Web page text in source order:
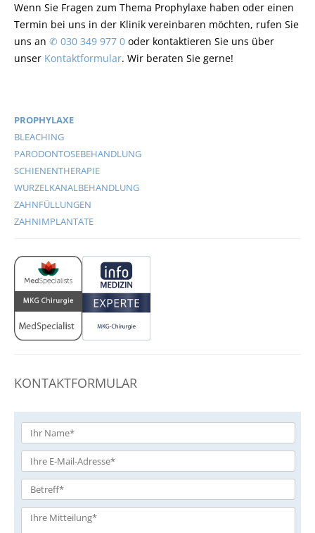
Wenn Sie Fragen zum Thema Prophylaxe haben oder einen
Termin bei uns in der Klinik vereinbaren möchten, rufen Sie
uns an ✆ 030 349 977 0 oder kontaktieren Sie uns über
unser Kontaktformular. Wir beraten Sie gerne!
PROPHYLAXE
BLEACHING
PARODONTOSEBEHANDLUNG
SCHIENENTHERAPIE
WURZELKANALBEHANDLUNG
ZAHNFÜLLUNGEN
ZAHNIMPLANTATE
KONTAKTFORMULAR